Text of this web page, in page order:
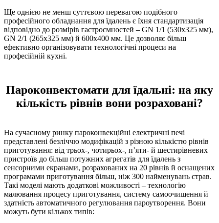
Ще однією не менш суттєвою перевагою подібного
професійного обладнання для їдалень є їхня стандартизація
відповідно до розмірів гастроємностей – GN 1/1 (530х325 мм),
GN 2/1 (265х325 мм) й 600х400 мм. Це дозволяє більш
ефективно організовувати технологічні процеси на
професійній кухні.
Пароконвектомати для їдальні: на яку
кількість рівнів вони розраховані?
На сучасному ринку пароконвекційні електричні печі
представлені безліччю модифікацій з різною кількістю рівнів
приготування: від трьох-, чотирьох-, п’яти- й шестирівневих
пристроїв до більш потужних агрегатів для їдалень з
сенсорними екранами, розрахованих на 20 рівнів й оснащених
програмами приготування більш, ніж 300 найменувань страв.
Такі моделі мають додаткові можливості – технологію
малювання процесу приготування, систему самоочищення й
здатність автоматичного регулювання пароутворення. Вони
можуть бути кількох типів: